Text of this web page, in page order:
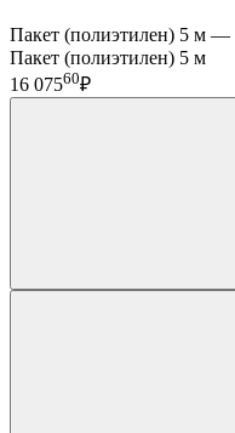
Пакет (полиэтилен) 5 м —
Пакет (полиэтилен) 5 м
16 07560₽